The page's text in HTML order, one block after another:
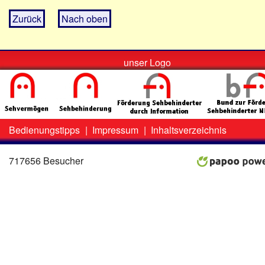
Zurück Nach oben
unser Logo
Zweit-
Menü
Bedienungstipps | Impressum | Inhaltsverzeichnis
717656 Besucher